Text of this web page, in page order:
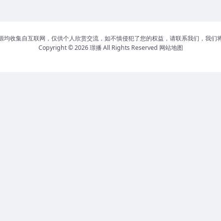
均收集自互联网，仅供个人欣赏交流，如不慎侵犯了您的权益，请联系我们，我们
Copyright © 2026璟播All Rights Reserved 网站地图